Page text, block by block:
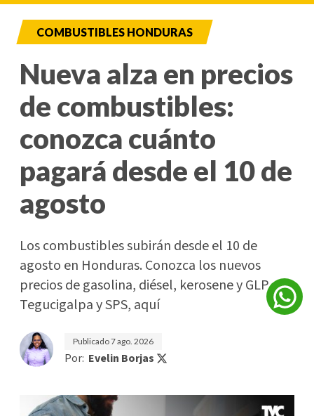
COMBUSTIBLES HONDURAS
Nueva alza en precios
de combustibles:
conozca cuánto
pagará desde el 10 de
agosto
Los combustibles subirán desde el 10 de
agosto en Honduras. Conozca los nuevos
precios de gasolina, diésel, kerosene y GLP en
Tegucigalpa y SPS, aquí
Publicado7 ago. 2026
Por: Evelin Borjas